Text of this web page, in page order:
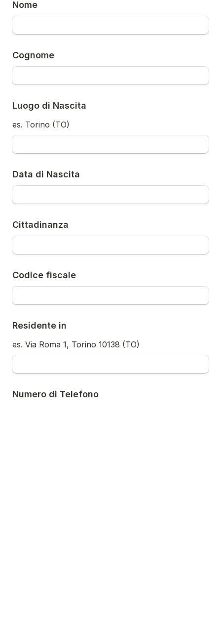
Nome
Cognome
Luogo di Nascita
es. Torino (TO)
Data di Nascita
Cittadinanza
Codice fiscale
Residente in
es. Via Roma 1, Torino 10138 (TO)
Numero di Telefono